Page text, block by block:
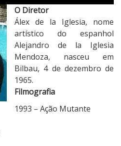
O Diretor
Álex de la Iglesia, nome
artístico do espanhol
Alejandro de la Iglesia
Mendoza, nasceu em
Bilbau, 4 de dezembro de
1965.
Filmografia
1993 – Ação Mutante